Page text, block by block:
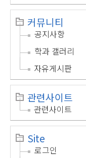
커뮤니티
공지사항
학과 갤러리
자유게시판
관련사이트
관련사이트
Site
로그인